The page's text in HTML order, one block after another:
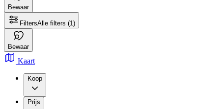
Bewaar
FiltersAlle filters (1)
Bewaar
Kaart
Koop
Prijs